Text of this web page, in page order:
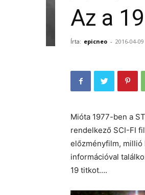
Az a
Írta: epicneo - 2016-04-09
Mióta 1977-ben a
rendelkező SCI-FI
előzményfilm, millió
információval
19 titkot….